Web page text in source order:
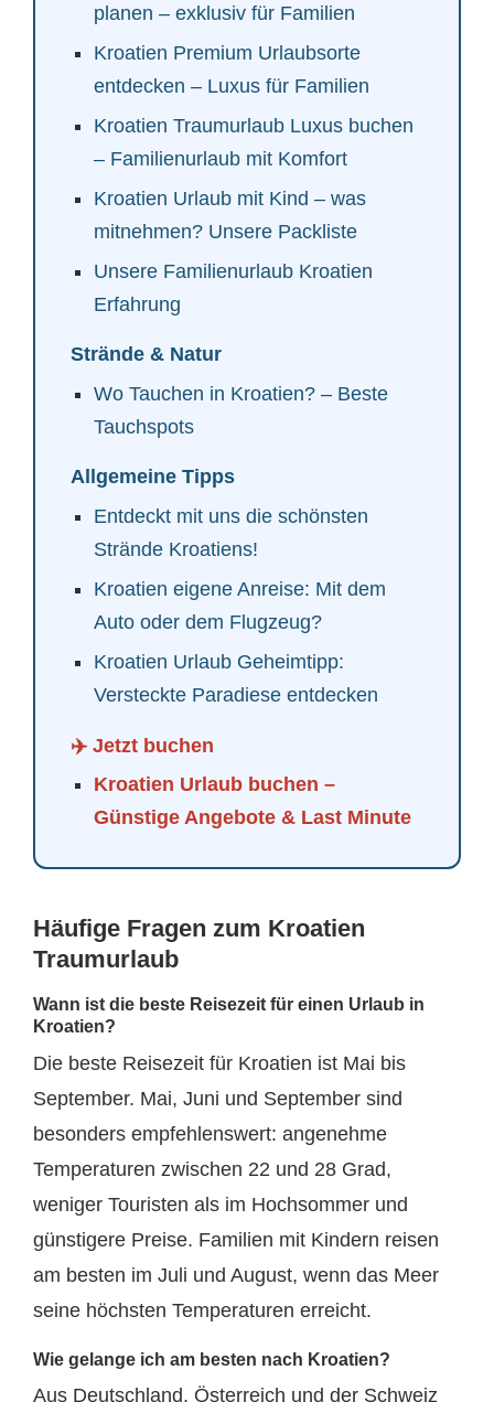
planen – exklusiv für Familien
Kroatien Premium Urlaubsorte
entdecken – Luxus für Familien
Kroatien Traumurlaub Luxus buchen
– Familienurlaub mit Komfort
Kroatien Urlaub mit Kind – was
mitnehmen? Unsere Packliste
Unsere Familienurlaub Kroatien
Erfahrung
Strände & Natur
Wo Tauchen in Kroatien? – Beste
Tauchspots
Allgemeine Tipps
Entdeckt mit uns die schönsten
Strände Kroatiens!
Kroatien eigene Anreise: Mit dem
Auto oder dem Flugzeug?
Kroatien Urlaub Geheimtipp:
Versteckte Paradiese entdecken
✈️ Jetzt buchen
Kroatien Urlaub buchen –
Günstige Angebote & Last Minute
Häufige Fragen zum Kroatien
Traumurlaub
Wann ist die beste Reisezeit für einen Urlaub in
Kroatien?
Die beste Reisezeit für Kroatien ist Mai bis
September. Mai, Juni und September sind
besonders empfehlenswert: angenehme
Temperaturen zwischen 22 und 28 Grad,
weniger Touristen als im Hochsommer und
günstigere Preise. Familien mit Kindern reisen
am besten im Juli und August, wenn das Meer
seine höchsten Temperaturen erreicht.
Wie gelange ich am besten nach Kroatien?
Aus Deutschland, Österreich und der Schweiz